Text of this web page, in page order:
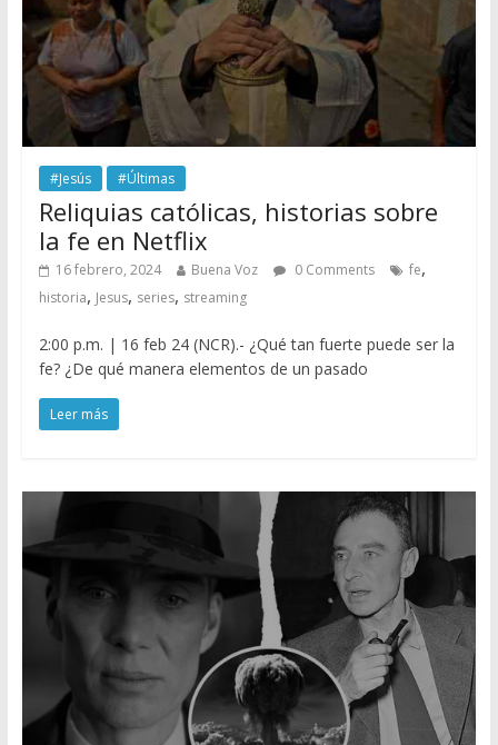
#Jesús #Últimas
Reliquias católicas, historias sobre
la fe en Netflix
16 febrero, 2024 Buena Voz 0 Comments fe,
historia, Jesus, series, streaming
2:00 p.m. | 16 feb 24 (NCR).- ¿Qué tan fuerte puede ser la
fe? ¿De qué manera elementos de un pasado
Leer más